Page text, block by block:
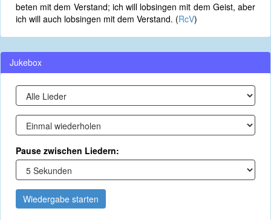
beten mit dem Verstand; ich will lobsingen mit dem Geist, aber
ich will auch lobsingen mit dem Verstand. (RcV)
Jukebox
Pause zwischen Liedern:
Wiedergabe starten